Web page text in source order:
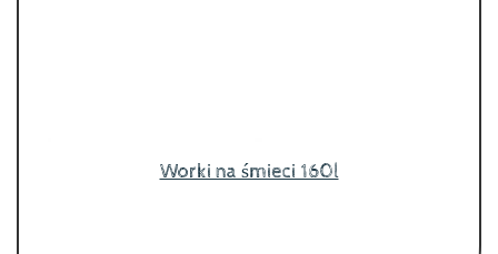
Worki na śmieci 160l